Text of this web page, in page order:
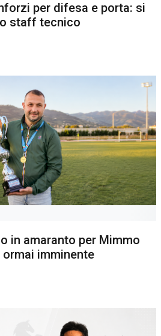
per difesa e porta: si
staff tecnico
in amaranto per Mimmo
imminente